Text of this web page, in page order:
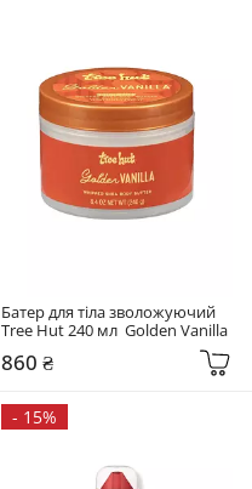
Батер для тіла зволожуючий
Tree Hut 240 мл  Golden Vanilla
860 ₴
- 15%